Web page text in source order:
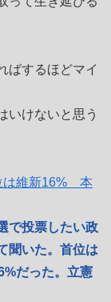
ばするほどマイ
いけないと思う
は維新16% 本
で投票したい政
聞いた。首位は
だった。立憲